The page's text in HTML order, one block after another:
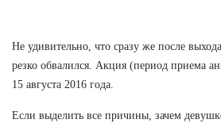
Не удивительно, что сразу же после
резко обвалился. Акция (период приема
15 августа 2016 года.
Если выделить все причины, зачем